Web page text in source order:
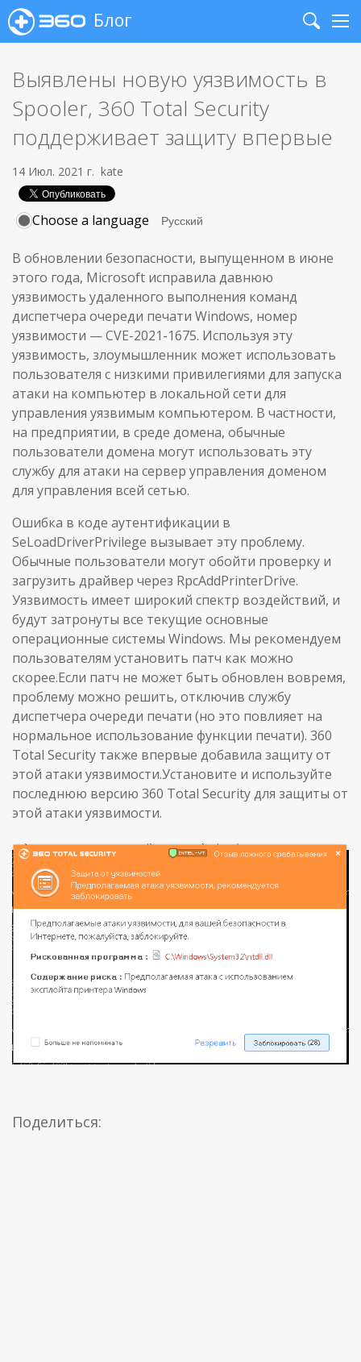
Блог
Search
Выявлены новую уязвимость в
Spooler, 360 Total Security
поддерживает защиту впервые
14 Июл. 2021 г. kate
Choose a language
В обновлении безопасности, выпущенном в июне
этого года, Microsoft исправила давнюю
уязвимость удаленного выполнения команд
диспетчера очереди печати Windows, номер
уязвимости — CVE-2021-1675. Используя эту
уязвимость, злоумышленник может использовать
пользователя с низкими привилегиями для запуска
атаки на компьютер в локальной сети для
управления уязвимым компьютером. В частности,
на предприятии, в среде домена, обычные
пользователи домена могут использовать эту
службу для атаки на сервер управления доменом
для управления всей сетью.
Ошибка в коде аутентификации в
SeLoadDriverPrivilege вызывает эту проблему.
Обычные пользователи могут обойти проверку и
загрузить драйвер через RpcAddPrinterDrive.
Уязвимость имеет широкий спектр воздействий, и
будут затронуты все текущие основные
операционные системы Windows. Мы рекомендуем
пользователям установить патч как можно
скорее.Если патч не может быть обновлен вовремя,
проблему можно решить, отключив службу
диспетчера очереди печати (но это повлияет на
нормальное использование функции печати). 360
Total Security также впервые добавила защиту от
этой атаки уязвимости.Установите и используйте
последнюю версию 360 Total Security для защиты от
этой атаки уязвимости.
Поделиться: